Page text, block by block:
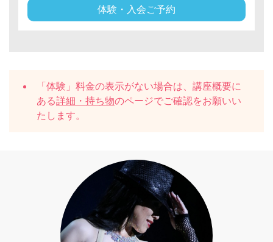
体験・入会ご予約
「体験」料金の表示がない場合は、講座概要に
ある詳細・持ち物のページでご確認をお願いい
たします。